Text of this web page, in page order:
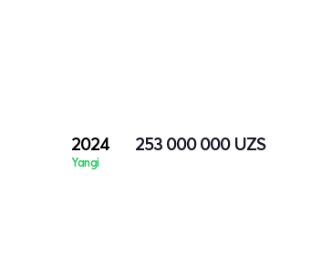
2024
Yangi
253 000 000 UZS